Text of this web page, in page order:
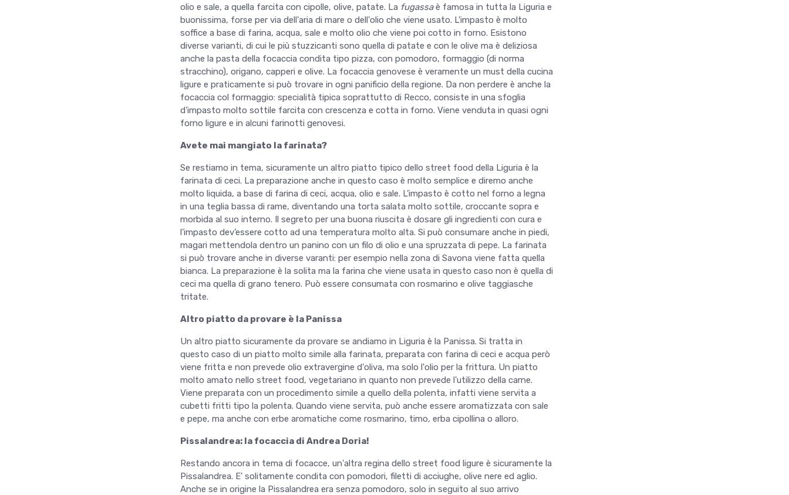
olio e sale, a quella farcita con cipolle, olive, patate. La fugassaè famosa in tutta la Liguria e
buonissima, forse per via dell'aria di mare o dell'olio che viene usato. L'impasto è molto
soffice a base di farina, acqua, sale e molto olio che viene poi cotto in forno. Esistono
diverse varianti, di cui le più stuzzicanti sono quella di patate e con le olive ma è deliziosa
anche la pasta della focaccia condita tipo pizza, con pomodoro, formaggio (di norma
stracchino), origano, capperi e olive. La focaccia genovese è veramente un must della cucina
ligure e praticamente si può trovare in ogni panificio della regione. Da non perdere è anche la
focaccia col formaggio: specialità tipica soprattutto di Recco, consiste in una sfoglia
d’impasto molto sottile farcita con crescenza e cotta in forno. Viene venduta in quasi ogni
forno ligure e in alcuni farinotti genovesi.
Avete mai mangiato la farinata?
Se restiamo in tema, sicuramente un altro piatto tipico dello street food della Liguria è la
farinata di ceci. La preparazione anche in questo caso è molto semplice e diremo anche
molto liquida, a base di farina di ceci, acqua, olio e sale. L’impasto è cotto nel forno a legna
in una teglia bassa di rame, diventando una torta salata molto sottile, croccante sopra e
morbida al suo interno. Il segreto per una buona riuscita è dosare gli ingredienti con cura e
l’impasto dev’essere cotto ad una temperatura molto alta. Si può consumare anche in piedi,
magari mettendola dentro un panino con un filo di olio e una spruzzata di pepe. La farinata
si può trovare anche in diverse varanti: per esempio nella zona di Savona viene fatta quella
bianca. La preparazione è la solita ma la farina che viene usata in questo caso non è quella di
ceci ma quella di grano tenero. Può essere consumata con rosmarino e olive taggiasche
tritate.
Altro piatto da provare è la Panissa
Un altro piatto sicuramente da provare se andiamo in Liguria è la Panissa. Si tratta in
questo caso di un piatto molto simile alla farinata, preparata con farina di ceci e acqua però
viene fritta e non prevede olio extravergine d'oliva, ma solo l'olio per la frittura. Un piatto
molto amato nello street food, vegetariano in quanto non prevede l'utilizzo della carne.
Viene preparata con un procedimento simile a quello della polenta, infatti viene servita a
cubetti fritti tipo la polenta. Quando viene servita, può anche essere aromatizzata con sale
e pepe, ma anche con erbe aromatiche come rosmarino, timo, erba cipollina o alloro.
Pissalandrea: la focaccia di Andrea Doria!
Restando ancora in tema di focacce, un'altra regina dello street food ligure è sicuramente la
Pissalandrea. E' solitamente condita con pomodori, filetti di acciughe, olive nere ed aglio.
Anche se in origine la Pissalandrea era senza pomodoro, solo in seguito al suo arrivo